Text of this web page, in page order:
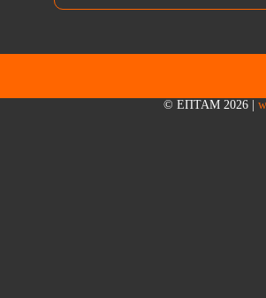
© ΕΠΤΑΜ 2026 |